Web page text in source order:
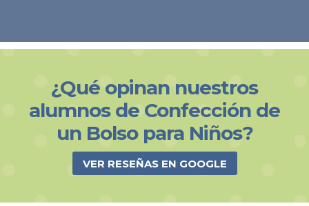
¿Qué opinan nuestros
alumnos de Confección de
un Bolso para Niños?
VER RESEÑAS EN GOOGLE